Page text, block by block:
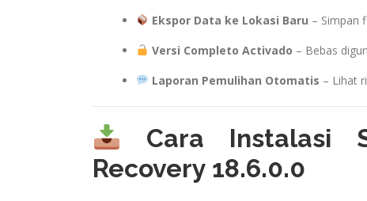
Ekspor Data ke Lokasi Baru – Simpan
Versi Completo Activado – Bebas
Laporan Pemulihan Otomatis – Lihat
Cara Instalasi
Recovery 18.6.0.0